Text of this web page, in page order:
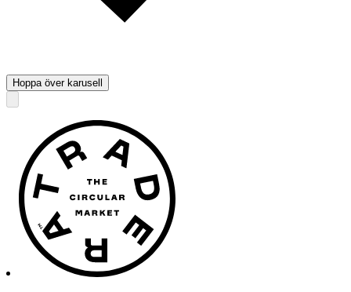
Hoppa över karusell